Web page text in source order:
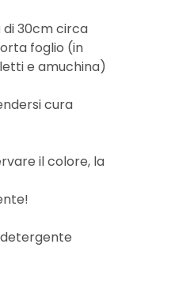
di 30cm circa
foglio (in
e amuchina)
cura
il colore, la